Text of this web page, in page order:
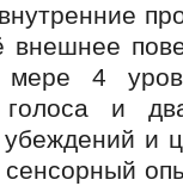
внешнее
4
и
и